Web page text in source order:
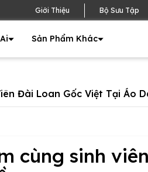
Giới Thiệu Bộ Sưu Tập
Sản Phẩm Khác
Đài Loan Gốc Việt Tại Áo
cùng sinh viên